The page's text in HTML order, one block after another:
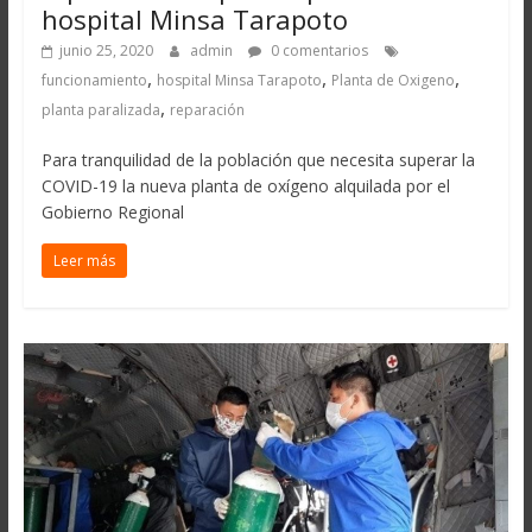
hospital Minsa Tarapoto
junio 25, 2020 admin
0 comentarios
funcionamiento, hospital Minsa Tarapoto, Planta de Oxigeno,
planta paralizada, reparación
Para tranquilidad de la población que necesita superar la
COVID-19 la nueva planta de oxígeno alquilada por el
Gobierno Regional
Leer más